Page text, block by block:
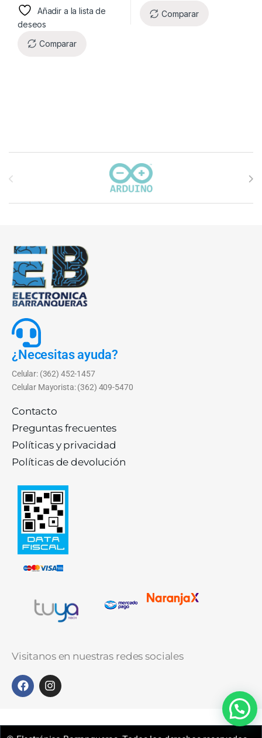
Añadir a la lista de
deseos
Comparar
Comparar
Carrusel de marcas
¿Necesitas ayuda?
Celular: (362) 452-1457
Celular Mayorista: (362) 409-5470
Contacto
Preguntas frecuentes
Políticas y privacidad
Políticas de devolución
Visitanos en nuestras redes sociales